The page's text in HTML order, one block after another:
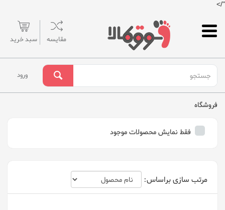
"/>
مقایسه سبد خرید
ورود
فروشگاه
فقط نمایش محصولات موجود
مرتب سازی براساس: